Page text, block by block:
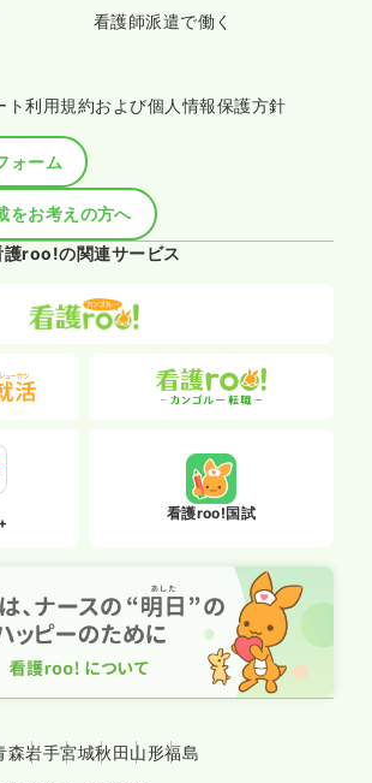
看護師派遣で働く
ト利用規約および個人情報保護方針
ォーム
をお考えの方へ
護roo!の関連サービス
看護roo!国試
森岩手宮城秋田山形福島